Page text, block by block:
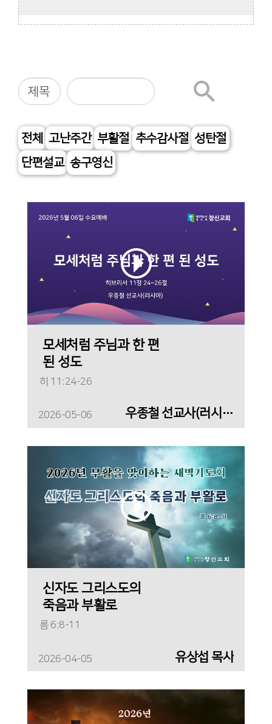
전체 고난주간 부활절 추수감사절 성탄절
단편설교 송구영신
모세처럼 주님과 한 편
된 성도
히 11:24-26
2026-05-06 우종철 선교사(러시아)
신자도 그리스도의
죽음과 부활로
롬 6:8-11
2026-04-05 유상섭 목사